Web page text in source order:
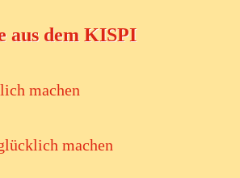
aus dem KISPI
machen
machen